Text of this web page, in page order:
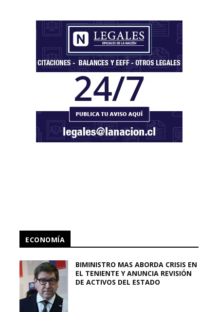
ECONOMÍA
BIMINISTRO MAS ABORDA CRISIS EN
EL TENIENTE Y ANUNCIA REVISIÓN
DE ACTIVOS DEL ESTADO